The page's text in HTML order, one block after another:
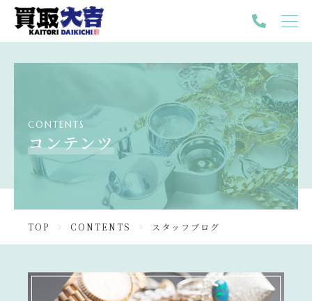
TOP
PICK UP
ABOUT
FEATURE
GALLERY
NEWS
CONTENTS
CONTENTS
コンテンツ
TOP CONTENTS スタッフブログ